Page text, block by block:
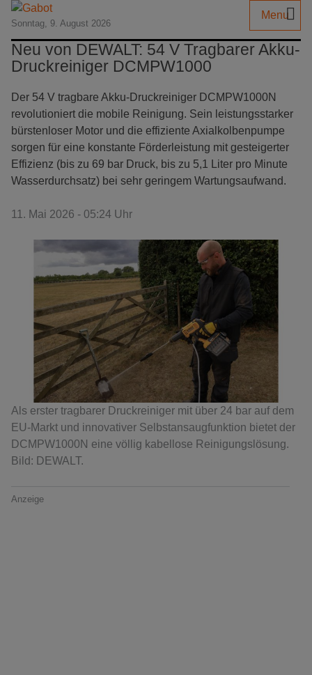
Sonntag, 9. August 2026
Menu
Neu von DEWALT: 54 V Tragbarer Akku-
Druckreiniger DCMPW1000
Der 54 V tragbare Akku-Druckreiniger DCMPW1000N
revolutioniert die mobile Reinigung. Sein leistungsstarker
bürstenloser Motor und die effiziente Axialkolbenpumpe
sorgen für eine konstante Förderleistung mit gesteigerter
Effizienz (bis zu 69 bar Druck, bis zu 5,1 Liter pro Minute
Wasserdurchsatz) bei sehr geringem Wartungsaufwand.
11. Mai 2026 - 05:24 Uhr
Als erster tragbarer Druckreiniger mit über 24 bar auf dem
EU-Markt und innovativer Selbstansaugfunktion bietet der
DCMPW1000N eine völlig kabellose Reinigungslösung.
Bild: DEWALT.
Anzeige